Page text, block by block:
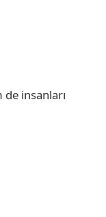
de insanları